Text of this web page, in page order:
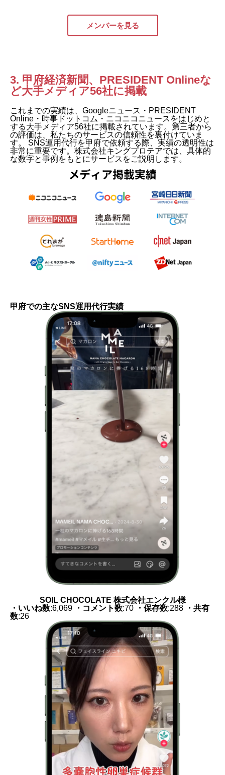
メンバーを見る
3. 甲府経済新聞、PRESIDENT Onlineな
ど大手メディア56社に掲載
これまでの実績は、Googleニュース・PRESIDENT
Online・時事ドットコム・ニコニコニュースをはじめと
する大手メディア56社に掲載されています。第三者から
の評価は、私たちのサービスの信頼性を裏付けていま
す。 SNS運用代行を甲府で依頼する際、実績の透明性は
非常に重要です。株式会社キングプロテアでは、具体的
な数字と事例をもとにサービスをご説明します。
甲府での主なSNS運用代行実績
SOIL CHOCOLATE 株式会社エンクル様
・いいね数:6,069 ・コメント数:70 ・保存数:288
・共有
数:26